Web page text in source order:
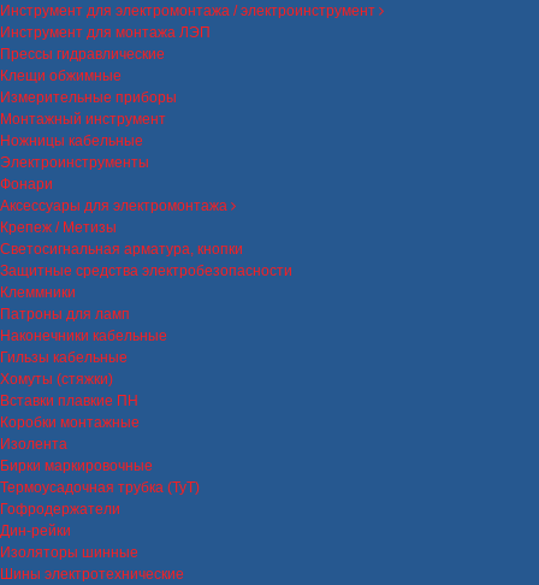
Инструмент для электромонтажа / электроинструмент
Инструмент для монтажа ЛЭП
Прессы гидравлические
Клещи обжимные
Измерительные приборы
Монтажный инструмент
Ножницы кабельные
Электроинструменты
Фонари
Аксессуары для электромонтажа
Крепеж / Метизы
Светосигнальная арматура, кнопки
Защитные средства электробезопасности
Клеммники
Патроны для ламп
Наконечники кабельные
Гильзы кабельные
Хомуты (стяжки)
Вставки плавкие ПН
Коробки монтажные
Изолента
Бирки маркировочные
Термоусадочная трубка (ТуТ)
Гофродержатели
Дин-рейки
Изоляторы шинные
Шины электротехнические